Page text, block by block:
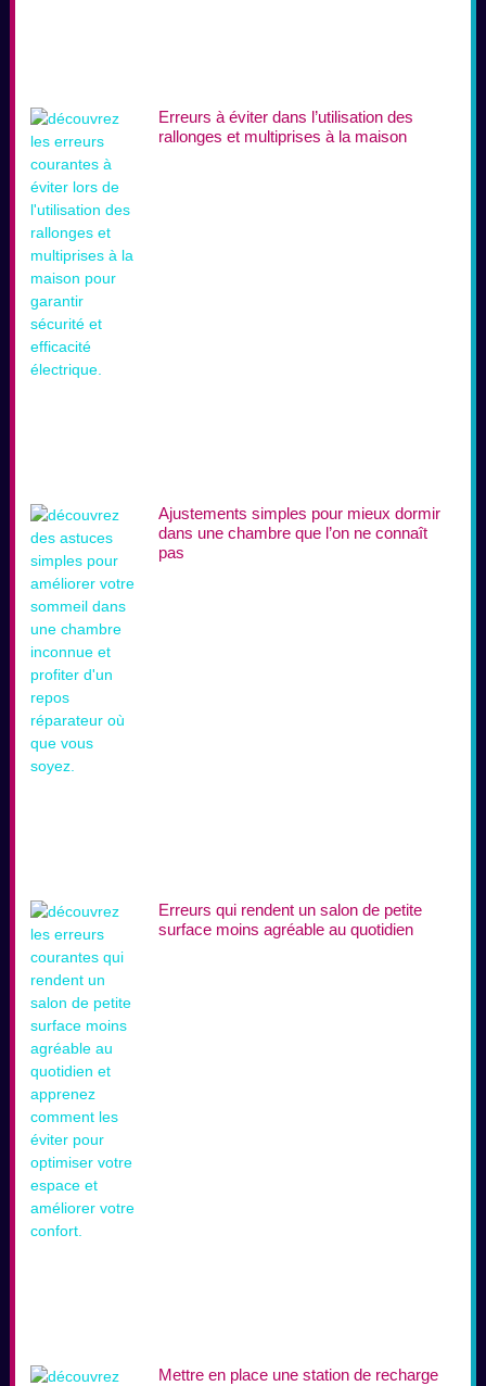
Erreurs à éviter dans l’utilisation des
rallonges et multiprises à la maison
Ajustements simples pour mieux dormir
dans une chambre que l’on ne connaît
pas
Erreurs qui rendent un salon de petite
surface moins agréable au quotidien
Mettre en place une station de recharge